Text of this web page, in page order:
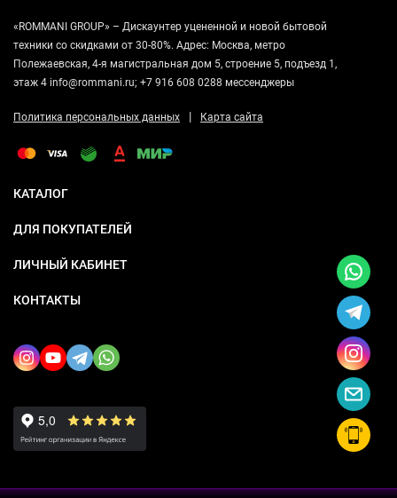
«ROMMANI GROUP» – Дискаунтер уцененной и новой бытовой
техники со скидками от 30-80%. Адрес: Москва, метро
Полежаевская, 4-я магистральная дом 5, строение 5, подъезд 1,
этаж 4 info@rommani.ru; +7 916 608 0288 мессенджеры
Политика персональных данных | Карта сайта
КАТАЛОГ
ДЛЯ ПОКУПАТЕЛЕЙ
ЛИЧНЫЙ КАБИНЕТ
КОНТАКТЫ